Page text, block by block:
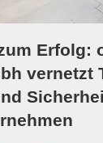
Erfolg:
vernetzt